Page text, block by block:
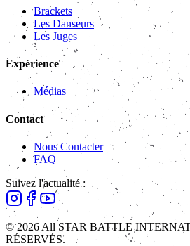
Brackets
Les Danseurs
Les Juges
Expérience
Médias
Contact
Nous Contacter
FAQ
Suivez l'actualité :
© 2026 All STAR BATTLE
RÉSERVÉS.